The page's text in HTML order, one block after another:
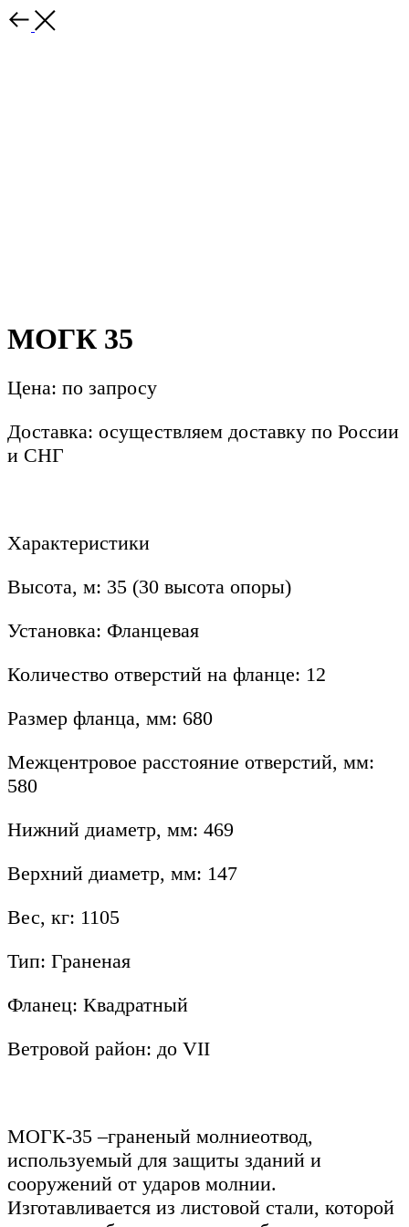
МОГК 35
Цена: по запросу
Доставка: осуществляем доставку по России
и СНГ
Характеристики
Высота, м: 35 (30 высота опоры)
Установка: Фланцевая
Количество отверстий на фланце: 12
Размер фланца, мм: 680
Межцентровое расстояние отверстий, мм:
580
Нижний диаметр, мм: 469
Верхний диаметр, мм: 147
Вес, кг: 1105
Тип: Граненая
Фланец: Квадратный
Ветровой район: до VII
МОГК-35–граненый молниеотвод,
используемый для защиты зданий и
сооружений от ударов молнии.
Изготавливается из листовой стали, которой